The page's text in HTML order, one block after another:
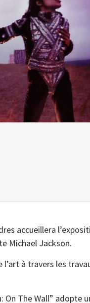
accueillera
Michael Jackson.
à travers les
On The Wall” adopte